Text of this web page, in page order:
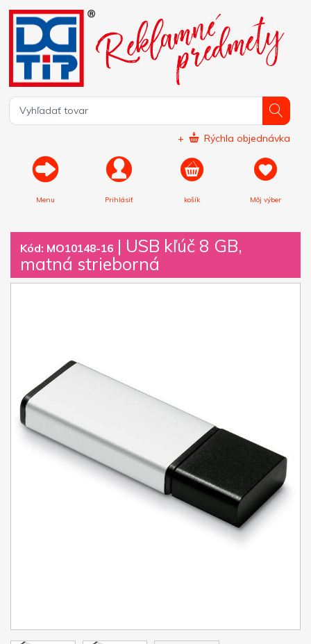
+ Rýchla objednávka
Menu Prihlásiť košík Môj výber
Kód: MO10148-16 | USB kľúč 8 GB,
matná strieborná